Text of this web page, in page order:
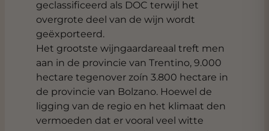
geclassificeerd als DOC terwijl het
overgrote deel van de wijn wordt
geëxporteerd.
Het grootste wijngaardareaal treft men
aan in de provincie van Trentino, 9.000
hectare tegenover zoín 3.800 hectare in
de provincie van Bolzano. Hoewel de
ligging van de regio en het klimaat den
vermoeden dat er vooral veel witte